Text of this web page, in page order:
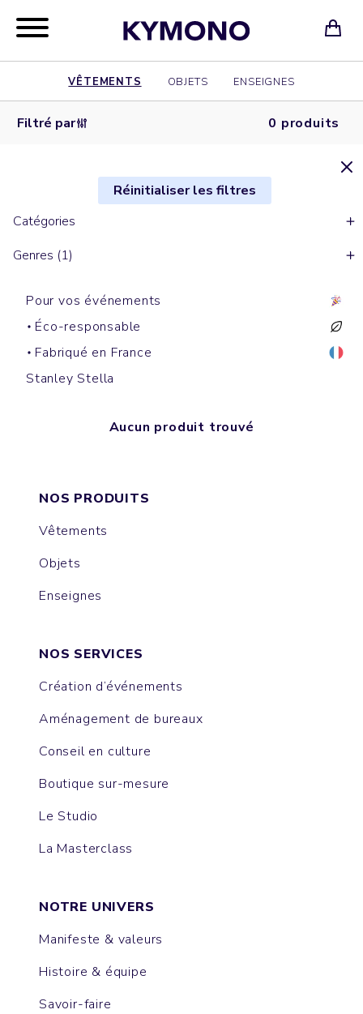
VÊTEMENTS OBJETS ENSEIGNES
Filtré par 0 produits
Réinitialiser les filtres
Catégories
Genres (1)
Pour vos événements
Éco-responsable
Fabriqué en France
Stanley Stella
Aucun produit trouvé
NOS PRODUITS
Vêtements
Objets
Enseignes
NOS SERVICES
Création d’événements
Aménagement de bureaux
Conseil en culture
Boutique sur-mesure
Le Studio
La Masterclass
NOTRE UNIVERS
Manifeste & valeurs
Histoire & équipe
Savoir-faire